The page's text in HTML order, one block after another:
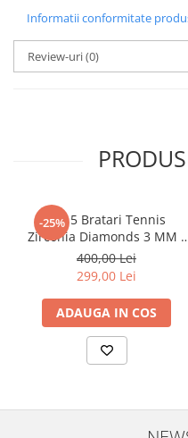
Informatii conformitate
Review-uri(0)
-25%
Set 5 Bratari Tennis
Zirconia Diamonds 3 MM /
19.5 CM
400,00 Lei
299,00 Lei
ADAUGA IN COS